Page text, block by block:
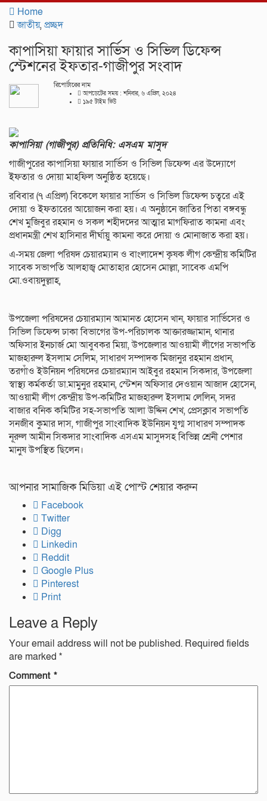
Home
জাতীয়,প্রচ্ছদ
কাপাসিয়া ফায়ার সার্ভিস ও সিভিল ডিফেন্স
স্টেশনের ইফতার-গাজীপুর সংবাদ
রিপোর্টারের নাম
আপডেটের সময় : শনিবার, ৬ এপ্রিল, ২০২৪
১৯৫ টাইম ভিউ
কাপাসিয়া (গাজীপুর) প্রতিনিধি: এসএম মাসুদ
গাজীপুরের কাপাসিয়া ফায়ার সার্ভিস ও সিভিল ডিফেন্স এর উদ্যোগে
ইফতার ও দোয়া মাহফিল অনুষ্ঠিত হয়েছে।
রবিবার (৭ এপ্রিল) বিকেলে ফায়ার সার্ভিস ও সিভিল ডিফেন্স চত্বরে এই
দোয়া ও ইফতারের আয়োজন করা হয়। এ অনুষ্ঠানে জাতির পিতা বঙ্গবন্ধু
শেখ মুজিবুর রহমান ও সকল শহীদদের আত্মার মাগফিরাত কামনা এবং
প্রধানমন্ত্রী শেখ হাসিনার দীর্ঘায়ু কামনা করে দোয়া ও মোনাজাত করা হয়।
এ-সময় জেলা পরিষদ চেয়ারম্যান ও বাংলাদেশ কৃষক লীগ কেন্দ্রীয় কমিটির
সাবেক সভাপতি আলহাজ্ব মোতাহার হোসেন মোল্লা, সাবেক এমপি
মো.ওবায়দুল্লাহ,
উপজেলা পরিষদের চেয়ারম্যান আমানত হোসেন খান, ফায়ার সার্ভিসের ও
সিভিল ডিফেন্স ঢাকা বিভাগের উপ-পরিচালক আক্তারজ্জামান, থানার
অফিসার ইনচার্জ মো আবুবকর মিয়া, উপজেলার আওয়ামী লীগের সভাপতি
মাজহারুল ইসলাম সেলিম, সাধারণ সম্পাদক মিজানুর রহমান প্রধান,
তরগাঁও ইউনিয়ন পরিষদের চেয়ারম্যান আইবুর রহমান সিকদার, উপজেলা
স্বাস্থ্য কর্মকর্তা ডা.মামুনুর রহমান, স্টেশন অফিসার দেওয়ান আজাদ হোসেন,
আওয়ামী লীগ কেন্দ্রীয় উপ-কমিটির মাজহারুল ইসলাম লেলিন, সদর
বাজার বনিক কমিটির সহ-সভাপতি আলা উদ্দিন শেখ, প্রেসক্লাব সভাপতি
সনজীব কুমার দাস, গাজীপুর সাংবাদিক ইউনিয়ন যুগ্ম সাধারণ সম্পাদক
নূরুল আমীন সিকদার সাংবাদিক এসএম মাসুদসহ বিভিন্ন শ্রেনী পেশার
মানুষ উপস্থিত ছিলেন।
আপনার সামাজিক মিডিয়া এই পোস্ট শেয়ার করুন
Facebook
Twitter
Digg
Linkedin
Reddit
Google Plus
Pinterest
Print
Leave a Reply
Your email address will not be published. Required fields
are marked *
Comment *